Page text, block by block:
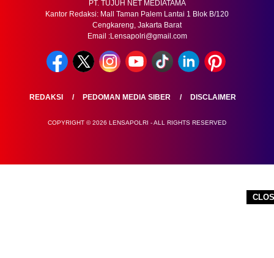
PT. TUJUH NET MEDIATAMA
Kantor Redaksi: Mall Taman Palem Lantai 1 Blok B/120
Cengkareng, Jakarta Barat
Email :Lensapolri@gmail.com
REDAKSI PEDOMAN MEDIA SIBER DISCLAIMER
COPYRIGHT © 2026 LENSAPOLRI - ALL RIGHTS RESERVED